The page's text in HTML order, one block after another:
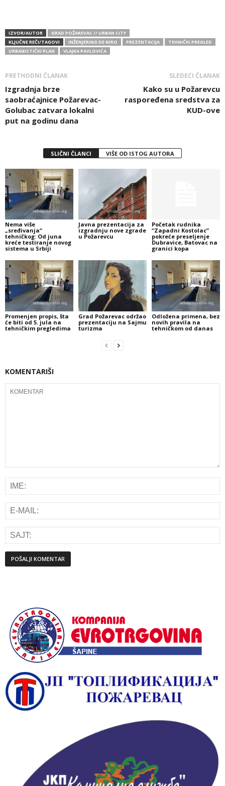
IZVOR/AUTOR
GRAD POŽAREVAC // URBAN CITY
KLJUČNE REČI/TAGOVI
INŽENJERING DE NIRO PREZENTACIJA
TEHNIČKI PREGLED
URBANISTIČKI PLAN
VLAJKA PAVLOVIĆA
PRETHODNI ČLANAK
Izgradnja brze
saobraćajnice Požarevac-
Golubac zatvara lokalni
put na godinu dana
SLEDEĆI ČLANAK
Kako su u Požarevcu
raspoređena sredstva za
KUD-ove
SLIČNI ČLANCI VIŠE OD ISTOG AUTORA
Nema više
„sređivanja“
tehničkog: Od juna
kreće testiranje novog
sistema u Srbiji
Javna prezentacija za
izgradnju nove zgrade
u Požarevcu
Početak rudnika
“Zapadni Kostolac”
pokreće preseljenje
Dubravice, Batovac na
granici kopa
Promenjen propis, šta
će biti od 5. jula na
tehničkim pregledima
Grad Požarevac održao
prezentaciju na Sajmu
turizma
Odložena primena, bez
novih pravila na
tehničkom od danas
KOMENTARIŠI